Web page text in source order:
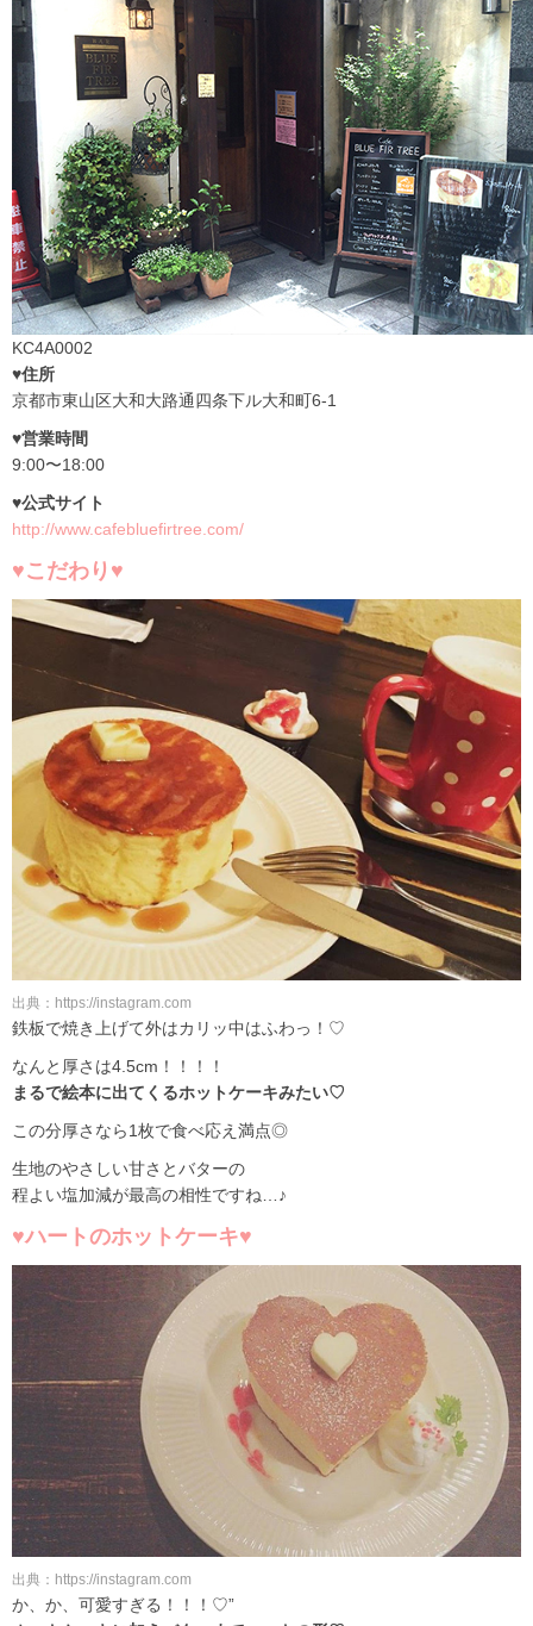
KC4A0002
♥住所
京都市東山区大和大路通四条下ル大和町6-1
♥営業時間
9:00〜18:00
♥公式サイト
http://www.cafebluefirtree.com/
♥こだわり♥
出典：https://instagram.com
鉄板で焼き上げて外はカリッ中はふわっ！♡
なんと厚さは4.5cm！！！！
まるで絵本に出てくるホットケーキみたい♡
この分厚さなら1枚で食べ応え満点◎
生地のやさしい甘さとバターの
程よい塩加減が最高の相性ですね…♪
♥ハートのホットケーキ♥
出典：https://instagram.com
か、か、可愛すぎる！！！♡”